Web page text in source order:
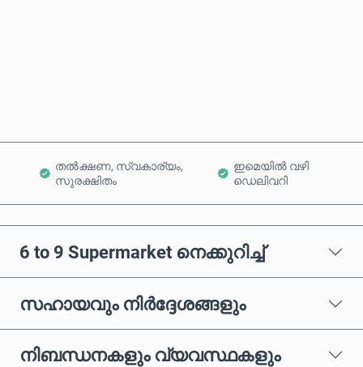
തൽക്ഷണ, സ്വകാര്യം,
സുരക്ഷിതം
ഇമെയിൽ വഴി
ഡെലിവറി
6 to 9 Supermarket നെക്കുറിച്ച്
സഹായവും നിർദ്ദേശങ്ങളും
നിബന്ധനകളും വ്യവസ്ഥകളും